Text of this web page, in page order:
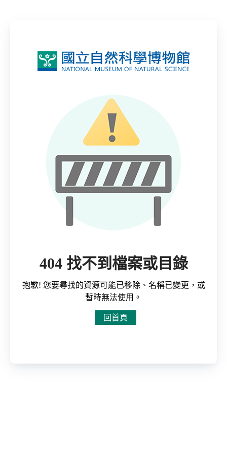
404 找不到檔案或目錄
抱歉! 您要尋找的資源可能已移除、名稱已變更，或
暫時無法使用。
回首頁